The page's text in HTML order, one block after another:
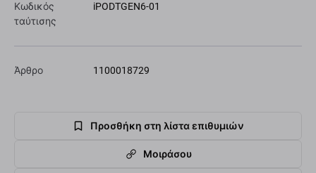
Κωδικός
ταύτισης
iPODTGEN6-01
Άρθρο 1100018729
Προσθήκη στη λίστα επιθυμιών
Μοιράσου